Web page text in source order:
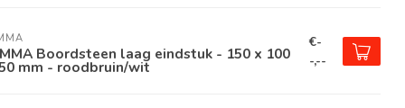
Boordsteen laag eindstuk - 150 x 100
mm - roodbruin/wit
€-
-,--